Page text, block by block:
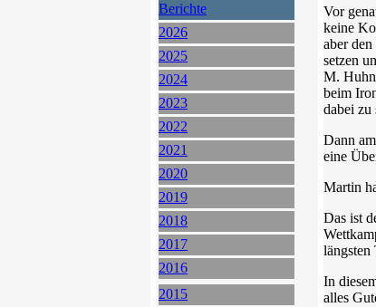
Berichte
2026
2025
2024
2023
2022
2021
2020
2019
2018
2017
2016
2015
Vor
keine
aber
setzen
M.
beim
dabei zu
Dann
eine
Martin
Das ist
längsten
In
alles